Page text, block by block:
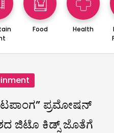
Food Health
ಟಪಾಂಗ” ಪ್ರಮೋಷನ್
ಜಿಟೊ ಕಿಡ್ಸ್ ಜೊತೆಗೆ